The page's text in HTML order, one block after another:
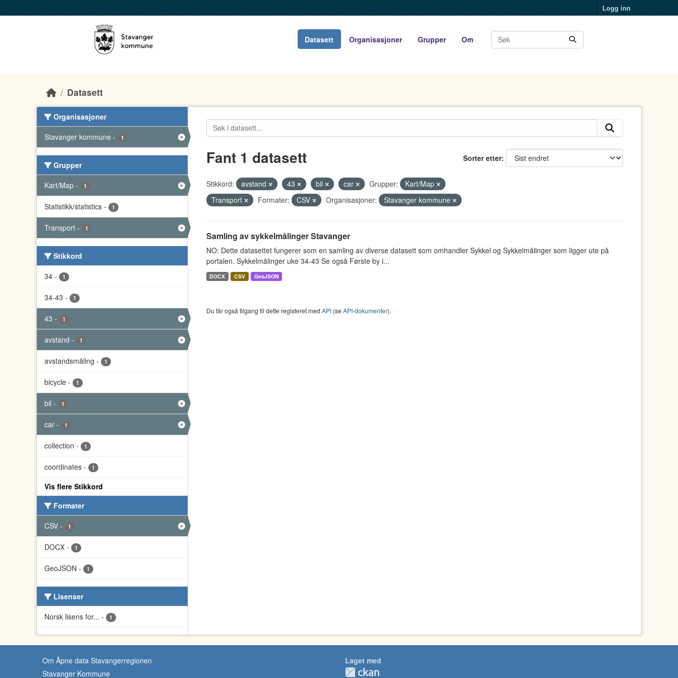
Logg inn
Datasett Organisasjoner Grupper Om
Datasett
Organisasjoner
Stavanger kommune - 1
Grupper
Kart/Map - 1
Statistikk/statistics - 1
Transport - 1
Stikkord
34 - 1
34-43 - 1
43 - 1
avstand - 1
avstandsmåling - 1
bicycle - 1
bil - 1
car - 1
collection - 1
coordinates - 1
Vis flere Stikkord
Formater
CSV - 1
DOCX - 1
GeoJSON - 1
Lisenser
Norsk lisens for... - 1
Sorter etter
Fant 1 datasett
Stikkord: avstand 43 bil car Grupper:
Kart/Map
Transport
Formater: CSV Organisasjoner: Stavanger kommune
Samling av sykkelmålinger Stavanger
NO: Dette datasettet fungerer som en samling av diverse datasett som omhandler Sykkel og Sykkelmålinger som ligger ute på
portalen. Sykkelmålinger uke 34-43 Se også Første by i...
DOCX CSV GeoJSON
Du får også tilgang til dette registeret med API(seAPI-dokumenter).
Om Åpne data Stavangerregionen
Stavanger Kommune
Laget med